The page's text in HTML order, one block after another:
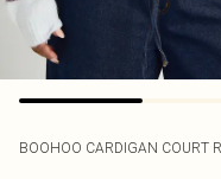
BOOHOO CARDIGAN COURT